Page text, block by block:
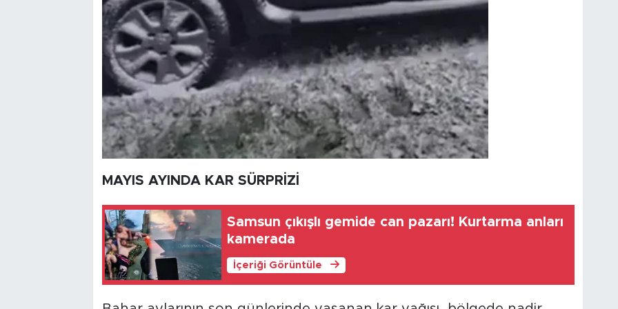
MAYIS AYINDA KAR SÜRPRİZİ
Samsun çıkışlı gemide can pazarı! Kurtarma anları
kamerada
İçeriği Görüntüle